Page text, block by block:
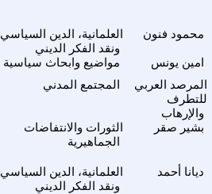
العلمانية، الدين السياسي
ونقد الفكر الديني
محمود فنون
مواضيع وابحاث سياسية امين يونس
المجتمع المدني
المرصد العربي
للتطرف
والإرهاب
الثورات والانتفاضات
الجماهيرية
بشير صقر
العلمانية، الدين السياسي
ونقد الفكر الديني
ديانا أحمد